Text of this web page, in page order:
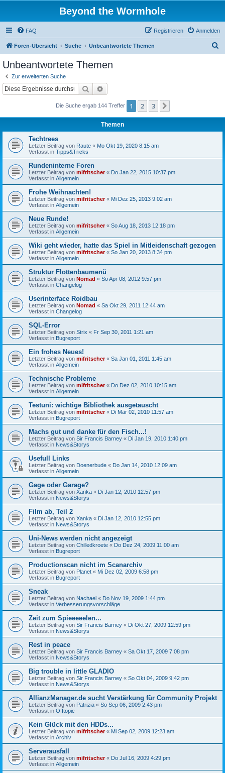
Beyond the Wormhole
FAQ Anmelden
Registrieren
Foren-Übersicht Suche Unbeantwortete Themen
Unbeantwortete Themen
Zur erweiterten Suche
Suche
Die Suche ergab 144 Treffer 1 2 3
Themen
Techtrees
Letzter Beitrag von Raute « Mo Okt 19, 2020 8:15 am
Verfasst in Tipps&Tricks
Rundeninterne Foren
Letzter Beitrag von mifritscher« Do Jan 22, 2015 10:37 pm
Verfasst in Allgemein
Frohe Weihnachten!
Letzter Beitrag von mifritscher« Mi Dez 25, 2013 9:02 am
Verfasst in Allgemein
Neue Runde!
Letzter Beitrag von mifritscher« So Aug 18, 2013 12:18 pm
Verfasst in Allgemein
Wiki geht wieder, hatte das Spiel in Mitleidenschaft gezogen
Letzter Beitrag von mifritscher« So Jan 20, 2013 8:34 pm
Verfasst in Allgemein
Struktur Flottenbaumenü
Letzter Beitrag von Nomad « So Apr 08, 2012 9:57 pm
Verfasst in Changelog
Userinterface Roidbau
Letzter Beitrag von Nomad « Sa Okt 29, 2011 12:44 am
Verfasst in Changelog
SQL-Error
Letzter Beitrag von Strix « Fr Sep 30, 2011 1:21 am
Verfasst in Bugreport
Ein frohes Neues!
Letzter Beitrag von mifritscher« Sa Jan 01, 2011 1:45 am
Verfasst in Allgemein
Technische Probleme
Letzter Beitrag von mifritscher« Do Dez 02, 2010 10:15 am
Verfasst in Allgemein
Testuni: wichtige Bibliothek ausgetauscht
Letzter Beitrag von mifritscher« Di Mär 02, 2010 11:57 am
Verfasst in Bugreport
Machs gut und danke für den Fisch...!
Letzter Beitrag von Sir Francis Barney « Di Jan 19, 2010 1:40 pm
Verfasst in News&Storys
Usefull Links
Letzter Beitrag von Doenerbude « Do Jan 14, 2010 12:09 am
Verfasst in Allgemein
Gage oder Garage?
Letzter Beitrag von Xanka « Di Jan 12, 2010 12:57 pm
Verfasst in News&Storys
Film ab, Teil 2
Letzter Beitrag von Xanka « Di Jan 12, 2010 12:55 pm
Verfasst in News&Storys
Uni-News werden nicht angezeigt
Letzter Beitrag von Chilledkroete « Do Dez 24, 2009 11:00 am
Verfasst in Bugreport
Productionscan nicht im Scanarchiv
Letzter Beitrag von Planet « Mi Dez 02, 2009 6:58 pm
Verfasst in Bugreport
Sneak
Letzter Beitrag von Nachael « Do Nov 19, 2009 1:44 pm
Verfasst in Verbesserungsvorschläge
Zeit zum Spieeeeelen...
Letzter Beitrag von Sir Francis Barney « Di Okt 27, 2009 12:59 pm
Verfasst in News&Storys
Rest in peace
Letzter Beitrag von Sir Francis Barney « Sa Okt 17, 2009 7:08 pm
Verfasst in News&Storys
Big trouble in little GLADIO
Letzter Beitrag von Sir Francis Barney « So Okt 04, 2009 9:42 pm
Verfasst in News&Storys
AllianzManager.de sucht Verstärkung für Community Projekt
Letzter Beitrag von Patrizia « So Sep 06, 2009 2:43 pm
Verfasst in Offtopic
Kein Glück mit den HDDs...
Letzter Beitrag von mifritscher« Mi Sep 02, 2009 12:23 am
Verfasst in Archiv
Serverausfall
Letzter Beitrag von mifritscher« Do Jul 16, 2009 4:29 pm
Verfasst in Allgemein